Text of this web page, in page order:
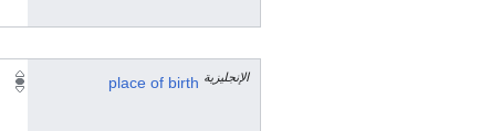
place of birth الإنجليزية